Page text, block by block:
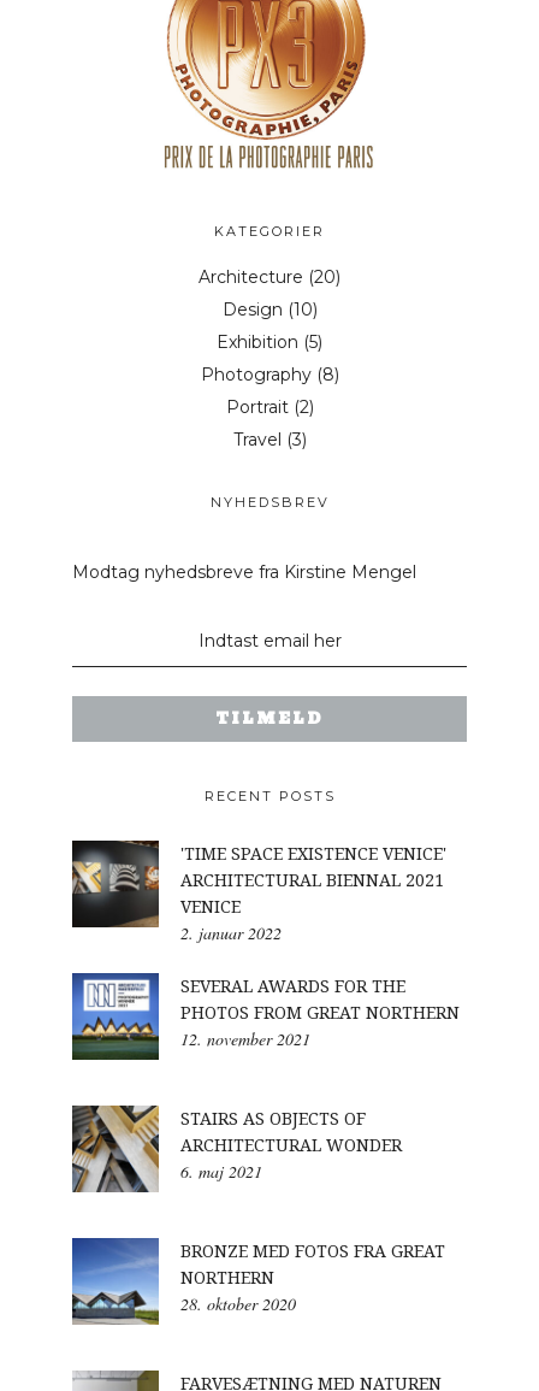
KATEGORIER
Architecture (20)
Design (10)
Exhibition (5)
Photography(8)
Portrait(2)
Travel (3)
NYHEDSBREV
Modtag nyhedsbreve fra Kirstine Mengel
RECENT POSTS
'TIME SPACE EXISTENCE VENICE'
ARCHITECTURAL BIENNAL 2021
VENICE
2. januar 2022
SEVERAL AWARDS FOR THE
PHOTOS FROM GREAT NORTHERN
12. november 2021
STAIRS AS OBJECTS OF
ARCHITECTURAL WONDER
6. maj 2021
BRONZE MED FOTOS FRA GREAT
NORTHERN
28. oktober 2020
FARVESÆTNING MED NATUREN